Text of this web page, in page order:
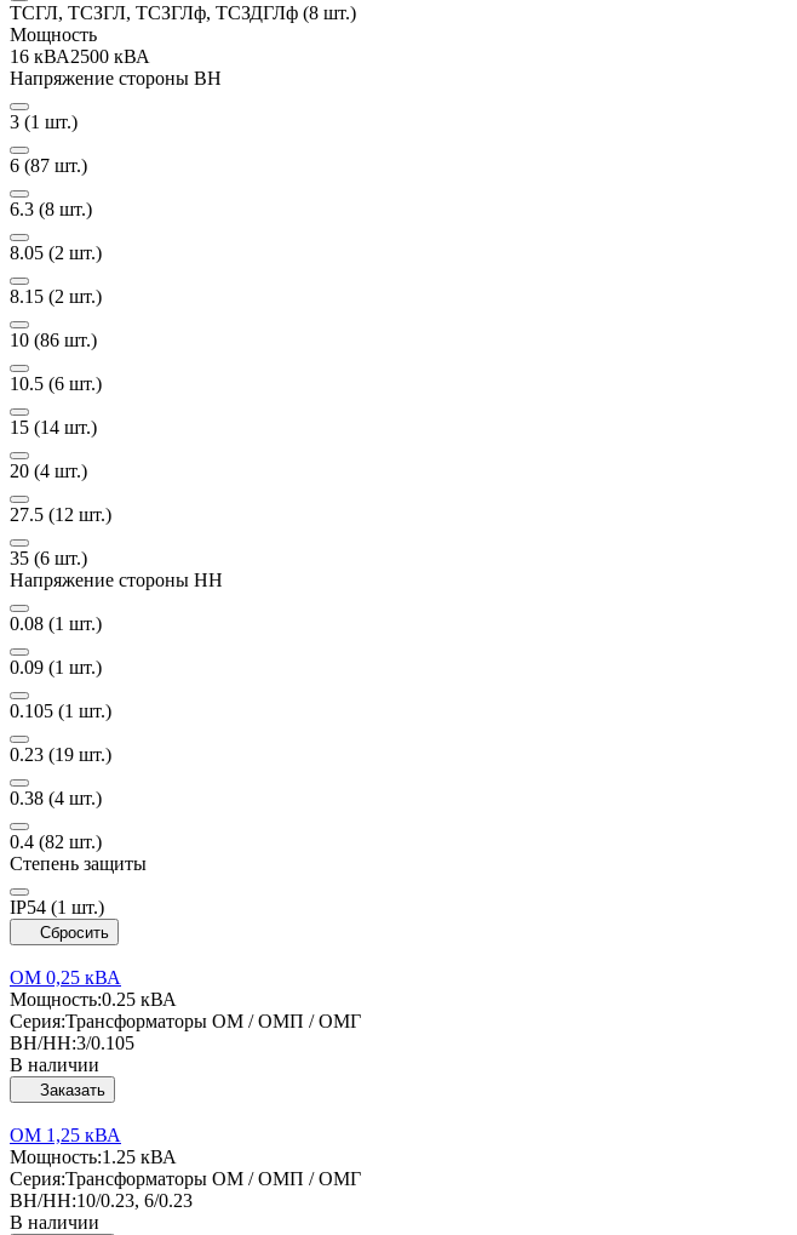
ТСГЛ, ТСЗГЛ, ТСЗГЛф, ТСЗДГЛф (8 шт.)
Мощность
16 кВА2500 кВА
Напряжение стороны ВН
3 (1 шт.)
6 (87 шт.)
6.3 (8 шт.)
8.05 (2 шт.)
8.15 (2 шт.)
10 (86 шт.)
10.5 (6 шт.)
15 (14 шт.)
20 (4 шт.)
27.5 (12 шт.)
35 (6 шт.)
Напряжение стороны НН
0.08 (1 шт.)
0.09 (1 шт.)
0.105 (1 шт.)
0.23 (19 шт.)
0.38 (4 шт.)
0.4 (82 шт.)
Степень защиты
IP54 (1 шт.)
Сбросить
ОМ 0,25 кВА
Мощность:0.25 кВА
Серия:Трансформаторы ОМ / ОМП / ОМГ
ВН/НН:3/0.105
В наличии
Заказать
ОМ 1,25 кВА
Мощность:1.25 кВА
Серия:Трансформаторы ОМ / ОМП / ОМГ
ВН/НН:10/0.23, 6/0.23
В наличии